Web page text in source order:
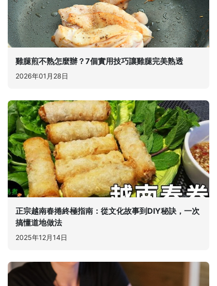
雞腿煎不熟怎麼辦？7個實用技巧讓雞腿完美熟透
2026年01月28日
正宗越南春捲終極指南：從文化故事到DIY秘訣，一次
搞懂道地做法
2025年12月14日